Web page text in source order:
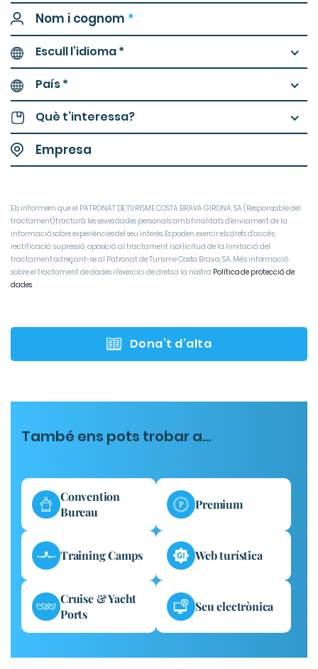
Nom i cognom *
Escull l’idioma *
País *
Què t’interessa?
Els informem que el PATRONAT DE TURISME COSTA BRAVA GIRONA, SA (Responsable del
tractament) tractarà les seves dades personals amb finalitats d'enviament de la
informació sobre experiències del seu interès. Es poden exercir els drets d'accés,
rectificació, supressió, oposició al tractament i sol·licitud de la limitació del
tractament adreçant-se al Patronat de Turisme Costa Brava, SA. Més informació
sobre el tractament de dades i l'exercici de drets a la nostra Política de protecció de
dades
Dona’t d’alta
També ens pots trobar a...
Convention
Bureau
Premium
Training Camps Web turística
Cruise & Yacht
Ports
Seu electrònica